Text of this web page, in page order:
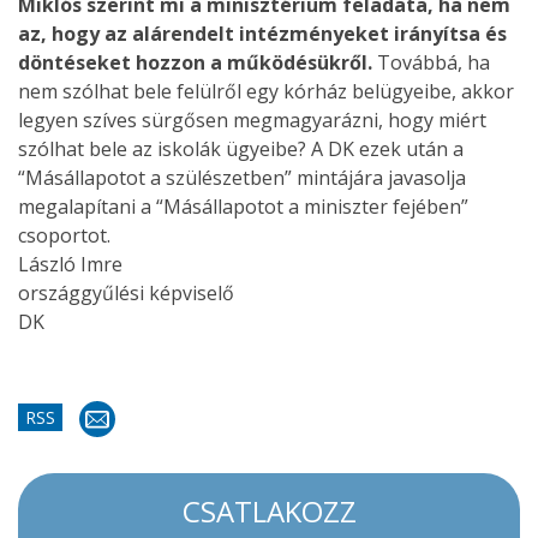
az, hogy az alárendelt intézményeket irányítsa és
döntéseket hozzon a működésükről. Továbbá, ha
nem szólhat bele felülről egy kórház belügyeibe, akkor
legyen szíves sürgősen megmagyarázni, hogy miért
szólhat bele az iskolák ügyeibe? A DK ezek után a
“Másállapotot a szülészetben” mintájára javasolja
megalapítani a “Másállapotot a miniszter fejében”
csoportot.
László Imre
országgyűlési képviselő
DK
RSS
CSATLAKOZZ